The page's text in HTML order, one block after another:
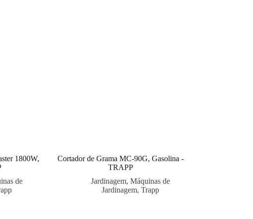
1800W,
de
Cortador de Grama MC-90G, Gasolina -
TRAPP
Jardinagem,Máquinas de
Jardinagem,Trapp